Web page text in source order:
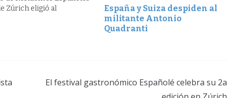
Zúrich eligió al
España y Suiza despiden al
militante Antonio
Quadranti
El festival gastronómico Españolé celebra su 2a